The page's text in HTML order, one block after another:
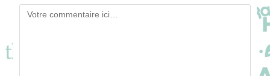
Comment